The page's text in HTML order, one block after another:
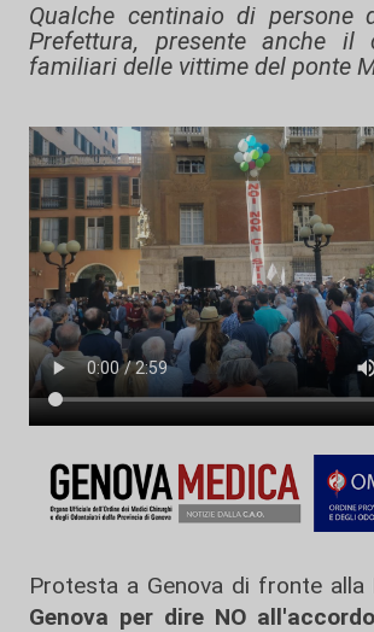
Qualche centinaio di persone
Prefettura, presente anche il
familiari delle vittime del ponte
Protesta a Genova di fronte alla
Genova per dire NO